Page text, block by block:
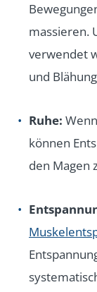
massieren.
verwendet
und
Ruhe:
können
den Magen